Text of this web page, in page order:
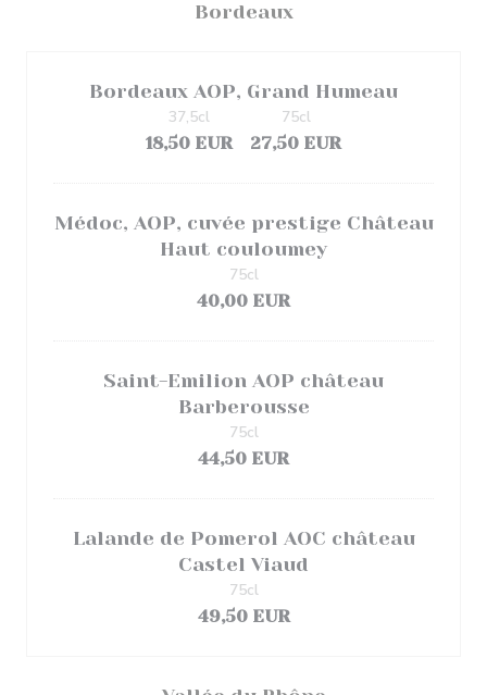
Bordeaux
Bordeaux AOP, Grand Humeau
18,50 EUR
37,5cl
27,50 EUR
75cl
Médoc, AOP, cuvée prestige Château
Haut couloumey
40,00 EUR
75cl
Saint-Emilion AOP château
Barberousse
44,50 EUR
75cl
Lalande de Pomerol AOC château
Castel Viaud
49,50 EUR
75cl